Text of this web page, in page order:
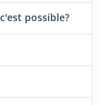
possible?